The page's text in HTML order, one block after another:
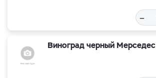
–
Виноград черный Мерседес